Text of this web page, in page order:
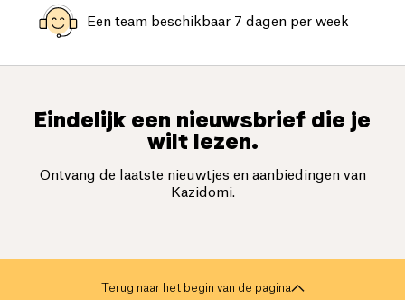
Een team beschikbaar 7 dagen per week
Eindelijk een nieuwsbrief die je
wilt lezen.
Ontvang de laatste nieuwtjes en aanbiedingen van
Kazidomi.
Terug naar het begin van de pagina